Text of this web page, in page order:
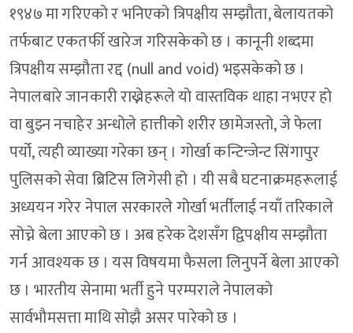
१९४७ मा गरिएको र भनिएको त्रिपक्षीय सम्झौता, बेलायतको
तर्फबाट एकतर्फी खारेज गरिसकेको छ । कानूनी शब्दमा
त्रिपक्षीय सम्झौता रद्द (null and void) भइसकेको छ ।
नेपालबारे जानकारी राख्नेहरूले यो वास्तविक थाहा नभएर हो
वा बुझ्न नचाहेर अन्धोले हात्तीको शरीर छामेजस्तो, जे फेला
पर्यो, त्यही व्याख्या गरेका छन् । गोर्खा कन्टिन्जेन्ट सिंगापुर
पुलिसको सेवा ब्रिटिस लिगेसी हो । यी सबै घटनाक्रमहरूलाई
अध्ययन गरेर नेपाल सरकारले गोर्खा भर्तीलाई नयाँ तरिकाले
सोच्ने बेला आएको छ । अब हरेक देशसँग द्विपक्षीय सम्झौता
गर्न आवश्यक छ । यस विषयमा फैसला लिनुपर्ने बेला आएको
छ । भारतीय सेनामा भर्ती हुने परम्पराले नेपालको
सार्वभौमसत्ता माथि सोझै असर पारेको छ ।